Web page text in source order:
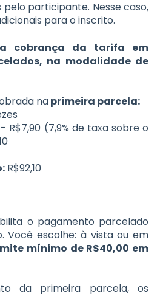
participante. Nesse caso,
para o inscrito.
cobrança da tarifa em
na modalidade de
naprimeira parcela:
R$7,90 (7,9% de taxa sobre o
R$92,10
o pagamento parcelado
Você escolhe: à vista ou em
mínimo de R$40,00 em
da primeira parcela, os